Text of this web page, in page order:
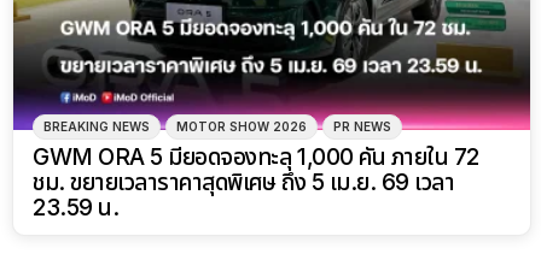
BREAKING NEWS MOTOR SHOW 2026 PR NEWS
GWM ORA 5 มียอดจองทะลุ 1,000 คัน ภายใน 72
ชม. ขยายเวลาราคาสุดพิเศษ ถึง 5 เม.ย. 69 เวลา
23.59 น.